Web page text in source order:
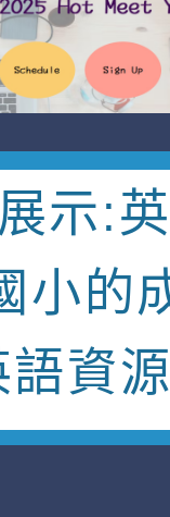
示:
小的
語資